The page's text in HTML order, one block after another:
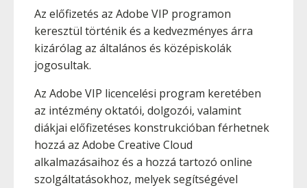
Az előfizetés az Adobe VIP programon
keresztül történik és a kedvezményes árra
kizárólag az általános és középiskolák
jogosultak.
Az Adobe VIP licencelési program keretében
az intézmény oktatói, dolgozói, valamint
diákjai előfizetéses konstrukcióban férhetnek
hozzá az Adobe Creative Cloud
alkalmazásaihoz és a hozzá tartozó online
szolgáltatásokhoz, melyek segítségével